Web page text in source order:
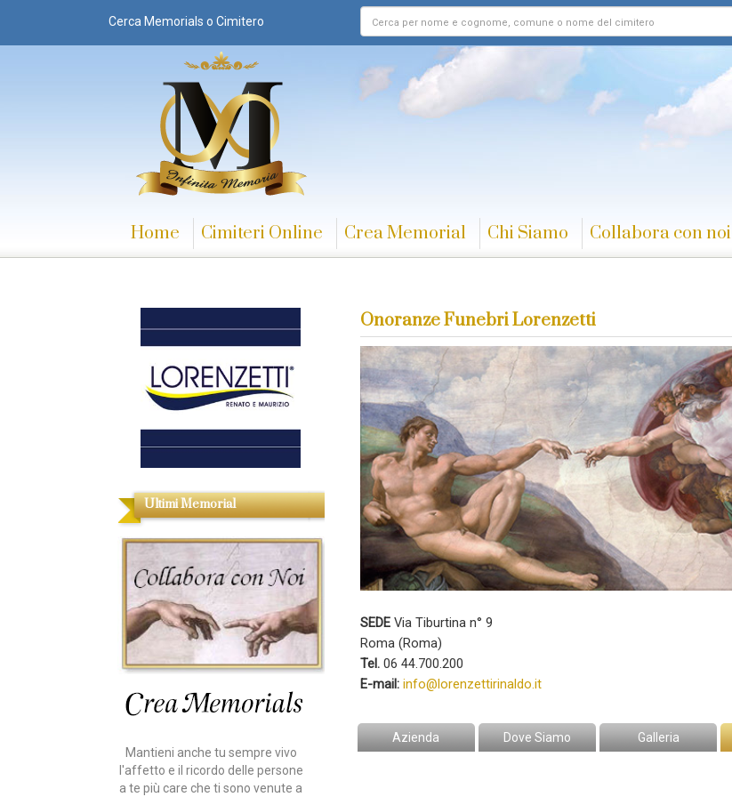
Cerca Memorials o Cimitero
Home Cimiteri Online Crea Memorial Chi Siamo Collabora con noi
Ultimi Memorial
Mantieni anche tu sempre vivo
l'affetto e il ricordo delle persone
a te più care che ti sono venute a
Onoranze Funebri Lorenzetti
SEDEVia Tiburtina n° 9
Roma (Roma)
Tel.06 44.700.200
E-mail: info@lorenzettirinaldo.it
Azienda Dove Siamo Galleria